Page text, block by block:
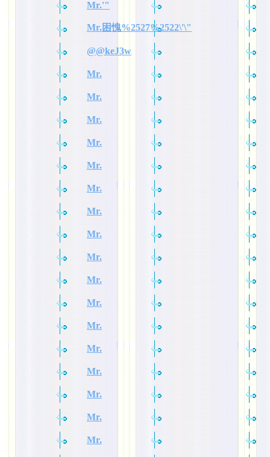
Mr.'"
Mr.困愧%2527%2522\'\"
@@keJ3w
Mr.
Mr.
Mr.
Mr.
Mr.
Mr.
Mr.
Mr.
Mr.
Mr.
Mr.
Mr.
Mr.
Mr.
Mr.
Mr.
Mr.